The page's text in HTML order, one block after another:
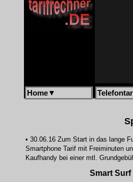
Home▼
• 30.06.16 Zum Start in das lange
Smartphone Tarif mit Freiminuten
Kaufhandy bei einer mtl.
Smart Surf